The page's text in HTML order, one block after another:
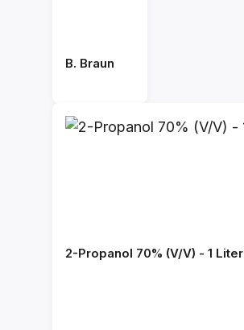
B. Braun
2-Propanol 70% (V/V) - 1 Liter